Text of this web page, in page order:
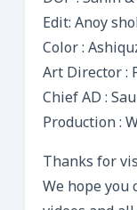
Edit: Anoy
Color :
Art Director :
Chief AD :
Production :
Thanks for
We hope you